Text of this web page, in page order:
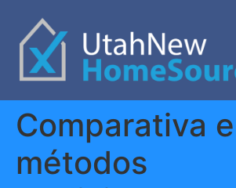
Comparativa
métodos